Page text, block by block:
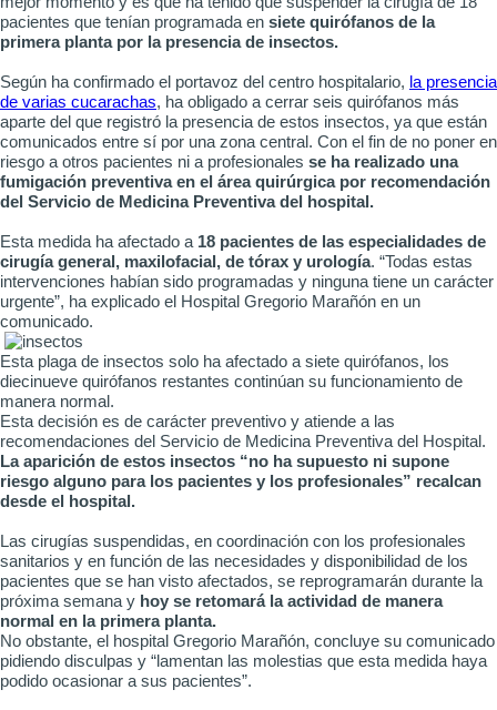
pacientes que tenían programada en siete quirófanos de la
primera planta por la presencia de insectos.
Según ha confirmado el portavoz del centro hospitalario, la presencia
de varias cucarachas, ha obligado a cerrar seis quirófanos más
aparte del que registró la presencia de estos insectos, ya que están
comunicados entre sí por una zona central. Con el fin de no poner en
riesgo a otros pacientes ni a profesionales se ha realizado una
fumigación preventiva en el área quirúrgica por recomendación
del Servicio de Medicina Preventiva del hospital.
Esta medida ha afectado a 18 pacientes de las especialidades de
cirugía general, maxilofacial, de tórax y urología. “Todas estas
intervenciones habían sido programadas y ninguna tiene un carácter
urgente”, ha explicado el Hospital Gregorio Marañón en un
comunicado.
Esta plaga de insectos solo ha afectado a siete quirófanos, los
diecinueve quirófanos restantes continúan su funcionamiento de
manera normal.
Esta decisión es de carácter preventivo y atiende a las
recomendaciones del Servicio de Medicina Preventiva del Hospital.
La aparición de estos insectos “no ha supuesto ni supone
riesgo alguno para los pacientes y los profesionales” recalcan
desde el hospital.
Las cirugías suspendidas, en coordinación con los profesionales
sanitarios y en función de las necesidades y disponibilidad de los
pacientes que se han visto afectados, se reprogramarán durante la
próxima semana y hoy se retomará la actividad de manera
normal en la primera planta.
No obstante, el hospital Gregorio Marañón, concluye su comunicado
pidiendo disculpas y “lamentan las molestias que esta medida haya
podido ocasionar a sus pacientes”.